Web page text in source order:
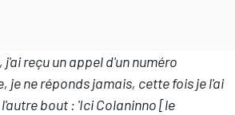
reçu un appel d'un numéro
je ne réponds jamais, cette fois je l'ai
bout : 'Ici Colaninno [le